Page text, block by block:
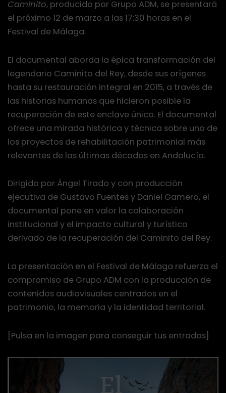
Caminito, producido por Grupo ADM, se presentará
el próximo 12 de marzo a las 17:30 horas en el
Festival de Málaga.
El documental aborda la épica transformación del
legendario Caminito del Rey, desde sus orígenes
hasta su restauración integral en 2015, a través de
las historias humanas que hicieron posible la
recuperación de este enclave único. El documental
ofrece una mirada histórica y técnica sobre uno de
los proyectos de rehabilitación patrimonial más
relevantes de las últimas décadas en Andalucía.
Dirigido por Ángel Tirado y con producción
ejecutiva de Gustavo Fuentes y Daniel Gamero, el
documental pone en valor la colaboración
institucional y el impacto cultural y turístico
derivado de la recuperación del Caminito del Rey.
La presentación en el Festival de Málaga refuerza el
compromiso de Grupo ADM con la producción de
contenidos audiovisuales centrados en el
patrimonio, la memoria y la identidad territorial.
[Pulsa en la imagen para conseguir tus entradas]